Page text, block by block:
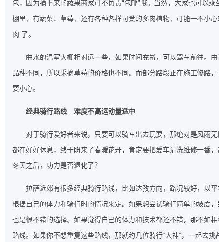
包，因为摘下来的蔬果商家可不负责“包邮”哦。当然，大家也可以
棚里，有蔬菜、草莓，还有各种各样可爱的多肉植物，可能一不小
肉”了。
曲水的温室大棚相对远一些，如果时间充裕，可以驾车前往。
品种不同，所以采摘草莓的价格也不同。而部分路段正在施工修路
要小心。
经典骑行路线 难度不高运动量适中
对于骑行爱好者来说，只要可以骑车出去玩耍，那绝对是风雨
都在好好休息，终于盼来了春暖花开，肯定要把爱车清洗维修一番
冬天之后，功力是否退化了？
拉萨近郊有很多经典骑行路线，比如达孜方向，路况较好，以
根据自己的体力和骑行时的情况来定。如果想尝试骑行简单的坡度
也是很不错的选择。如果觉得自己的体力和技术都还不错，那不如
路线。如果你不想重复这些路线，那就约几位骑行“大神”，一起去